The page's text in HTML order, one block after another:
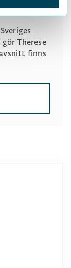
Therese
finns